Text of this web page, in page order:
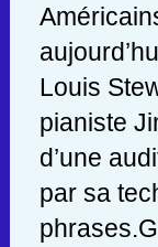
Louis
pianiste
d’une
par sa